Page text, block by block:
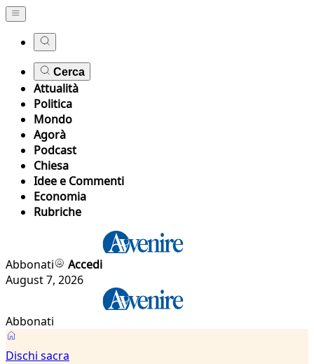
Cerca
Attualità
Politica
Mondo
Agorà
Podcast
Chiesa
Idee e Commenti
Economia
Rubriche
Abbonati
Accedi
August 7, 2026
Abbonati
Dischi sacra